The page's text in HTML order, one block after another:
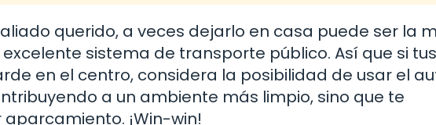
querido, a veces dejarlo en casa puede ser la
sistema de transporte público. Así que si tus
en el centro, considera la posibilidad de usar el
a un ambiente más limpio, sino que te
¡Win-win!